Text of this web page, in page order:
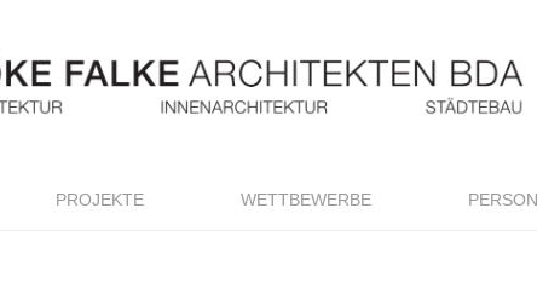
PROJEKTE WETTBEWERBE